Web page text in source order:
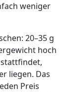
weniger
20–35 g
hoch
liegen. Das
Preis